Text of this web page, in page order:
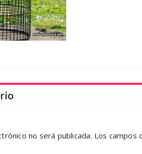
no será publicada. Los campos